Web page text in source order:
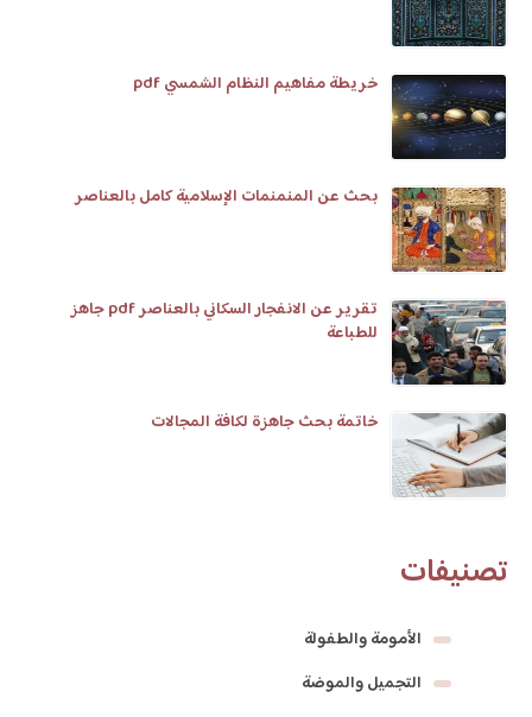
خريطة مفاهيم النظام الشمسي pdf
بحث عن المنمنمات الإسلامية كامل بالعناصر
تقرير عن الانفجار السكاني بالعناصر pdf جاهز
للطباعة
خاتمة بحث جاهزة لكافة المجالات
تصنيفات
الأمومة والطفولة
التجميل والموضة